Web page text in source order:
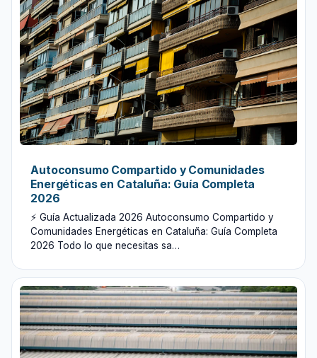
Autoconsumo Compartido y Comunidades
Energéticas en Cataluña: Guía Completa
2026
⚡ Guía Actualizada 2026 Autoconsumo Compartido y
Comunidades Energéticas en Cataluña: Guía Completa
2026 Todo lo que necesitas sa…